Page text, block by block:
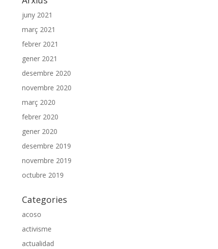
juny 2021
març 2021
febrer 2021
gener 2021
desembre 2020
novembre 2020
març 2020
febrer 2020
gener 2020
desembre 2019
novembre 2019
octubre 2019
Categories
acoso
activisme
actualidad